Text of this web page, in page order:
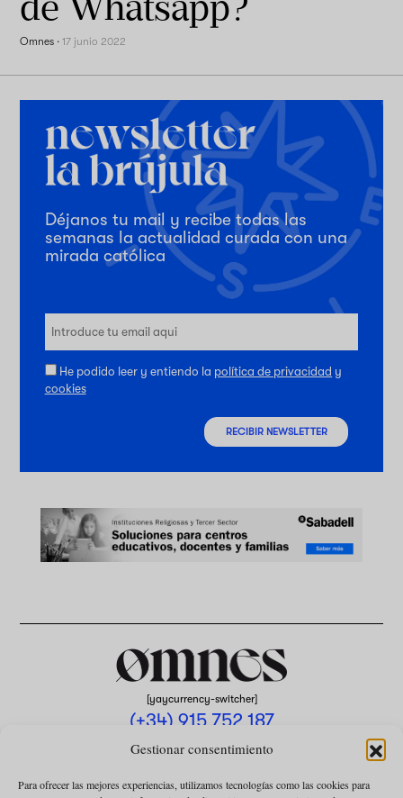
Gestionar consentimiento
Para ofrecer las mejores experiencias, utilizamos tecnologías como las cookies para
Omnes ·17 junio 2022
Déjanos tu mail y recibe todas las
semanas la actualidad curada con una
mirada católica
He podido leer y entiendo la política de privacidad y
cookies
RECIBIR NEWSLETTER
[yaycurrency-switcher]
(+34) 915 752 187
omnes@omnesmag.com